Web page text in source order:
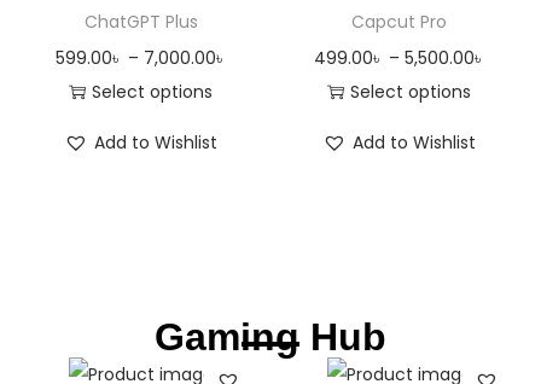
ChatGPT Plus
599.00৳ – 7,000.00৳
Select options
Add to Wishlist
Capcut Pro
499.00৳ – 5,500.00৳
Select options
Add to Wishlist
Gaming Hub